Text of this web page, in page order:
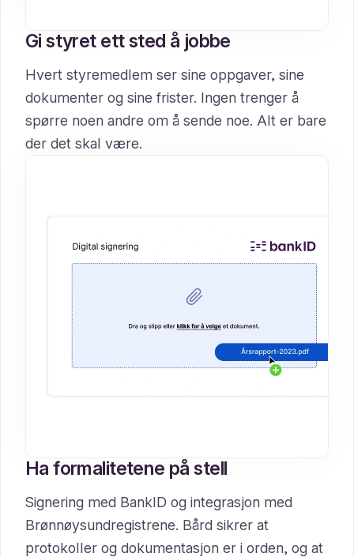
Gi styret ett sted å jobbe
Hvert styremedlem ser sine oppgaver, sine
dokumenter og sine frister. Ingen trenger å
spørre noen andre om å sende noe. Alt er bare
der det skal være.
Ha formalitetene på stell
Signering med BankID og integrasjon med
Brønnøysundregistrene. Bård sikrer at
protokoller og dokumentasjon er i orden, og at